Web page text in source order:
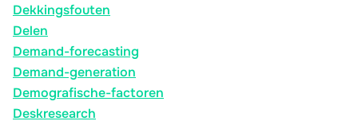
Dekkingsfouten
Delen
Demand-forecasting
Demand-generation
Demografische-factoren
Deskresearch